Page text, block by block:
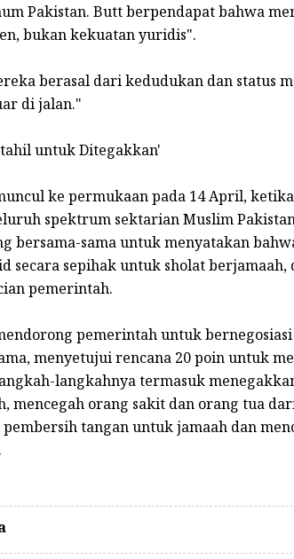
Pakistan. Butt berpendapat bahwa
bukan kekuatan yuridis".
berasal dari kedudukan dan status
di jalan."
untuk Ditegakkan'
ke permukaan pada 14 April,
spektrum sektarian Muslim
bersama-sama untuk menyatakan
secara sepihak untuk sholat berjamaah,
pemerintah.
pemerintah untuk
menyetujui rencana 20 poin untuk
langkahnya termasuk
mencegah orang sakit dan orang tua
tangan untuk jamaah dan